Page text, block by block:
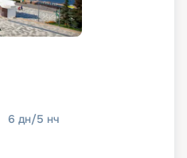
6 дн/5 нч